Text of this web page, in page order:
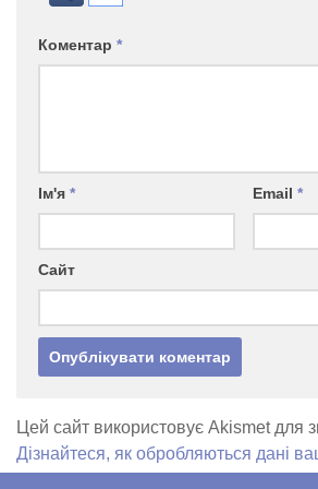
Коментар *
Ім'я * Email *
Сайт
Цей сайт використовує Akismet для
Дізнайтеся, як обробляються дані